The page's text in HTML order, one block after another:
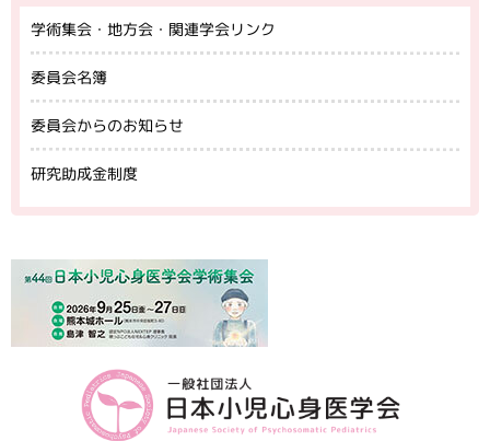
学術集会・地方会・関連学会リンク
委員会名簿
委員会からのお知らせ
研究助成金制度